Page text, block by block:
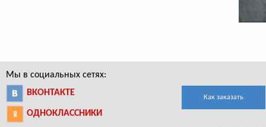
Мы в социальных сетях:
ВКОНТАКТЕ
ОДНОКЛАССНИКИ
Как заказать